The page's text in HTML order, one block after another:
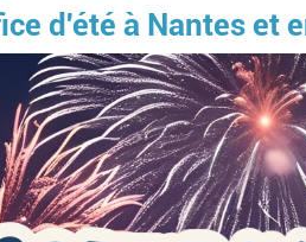
d'été à Nantes et